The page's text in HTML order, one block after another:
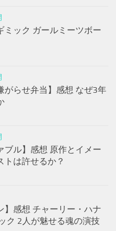
ミック ガールミーツボー
がらせ弁当】感想 なぜ3年
ブル】感想 原作とイメー
トは許せるか？
】感想 チャーリー・ハナ
ク 2人が魅せる魂の演技